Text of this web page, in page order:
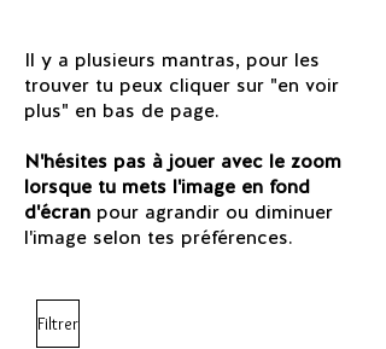
Il y a plusieurs mantras, pour les
trouver tu peux cliquer sur "en voir
plus" en bas de page.
N'hésites pas à jouer avec le zoom
lorsque tu mets l'image en fond
d'écran pour agrandir ou diminuer
l'image selon tes préférences.
Filtrer